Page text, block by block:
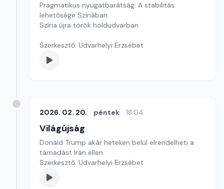
Pragmatikus nyugatbarátság: A stabilitás
lehetősége Szíriában
Szíria újra török holdudvarban
Szerkesztő: Udvarhelyi Erzsébet
2026. 02. 20. péntek 18:04
Világújság
Donald Trump akár heteken belül elrendelheti a
támadást Irán ellen
Szerkesztő: Udvarhelyi Erzsébet